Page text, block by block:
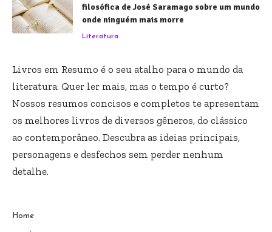
filosófica de José Saramago sobre um mundo
onde ninguém mais morre
Literatura
Livros em Resumo é o seu atalho para o mundo da
literatura. Quer ler mais, mas o tempo é curto?
Nossos resumos concisos e completos te apresentam
os melhores livros de diversos gêneros, do clássico
ao contemporâneo. Descubra as ideias principais,
personagens e desfechos sem perder nenhum
detalhe.
Home